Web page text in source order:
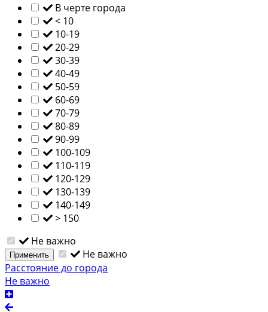
В черте города
< 10
10-19
20-29
30-39
40-49
50-59
60-69
70-79
80-89
90-99
100-109
110-119
120-129
130-139
140-149
> 150
Не важно
Применить
Не важно
Расстояние до города
Не важно